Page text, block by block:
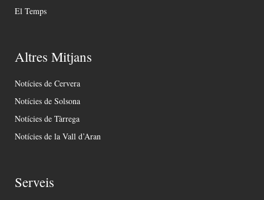
El Temps
Altres Mitjans
Notícies de Cervera
Notícies de Solsona
Notícies de Tàrrega
Notícies de la Vall d’Aran
Serveis